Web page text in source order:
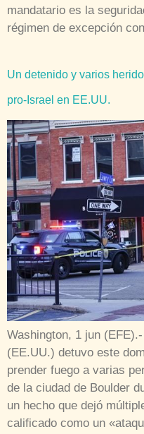
mandatario es la
régimen de excepción
Un detenido y varios
pro-Israel en EE.UU.
Washington, 1 jun
(EE.UU.) detuvo este
prender fuego a varias
de la ciudad de Boulder
un hecho que dejó
calificado como un